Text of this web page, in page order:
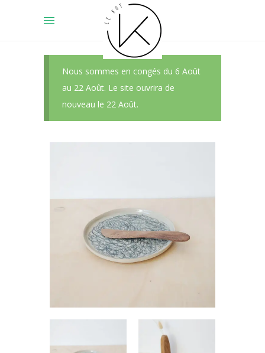
Nous sommes en congés du 6 Août
au 22 Août. Le site ouvrira de
nouveau le 22 Août.